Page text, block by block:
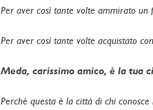
Per aver così tante volte ammirato
Per aver così tante volte acquistato
Meda, carissimo amico, è la tua
Perché questa è la città di chi